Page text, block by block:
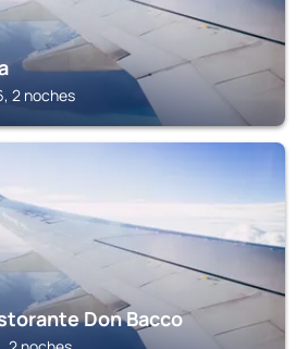
2 noches
Don Bacco